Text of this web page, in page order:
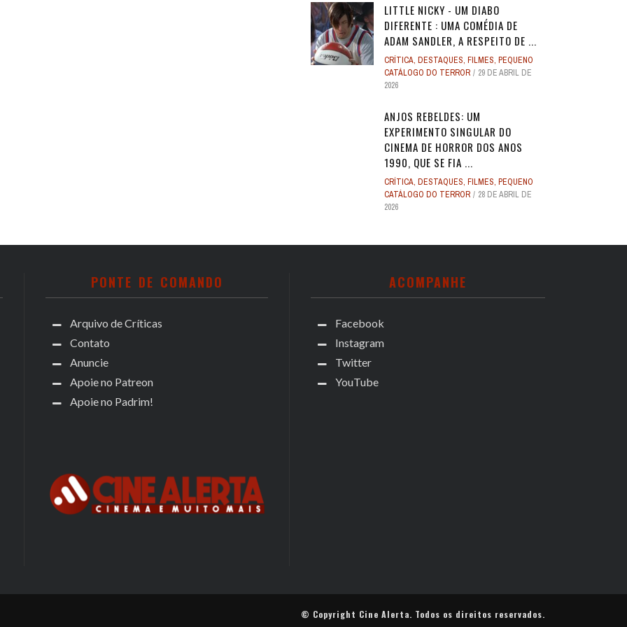
LITTLE NICKY - UM DIABO
DIFERENTE : UMA COMÉDIA DE
ADAM SANDLER, A RESPEITO DE ...
CRÍTICA, DESTAQUES, FILMES, PEQUENO
CATÁLOGO DO TERROR
29 DE ABRIL DE
2026
ANJOS REBELDES: UM
EXPERIMENTO SINGULAR DO
CINEMA DE HORROR DOS ANOS
1990, QUE SE FIA ...
CRÍTICA, DESTAQUES, FILMES, PEQUENO
CATÁLOGO DO TERROR
28 DE ABRIL DE
2026
PONTE DE COMANDO
Arquivo de Críticas
Contato
Anuncie
Apoie no Patreon
Apoie no Padrim!
ACOMPANHE
Facebook
Instagram
Twitter
YouTube
© Copyright Cine Alerta. Todos os direitos reservados.